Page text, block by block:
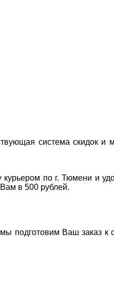
система скидок и
по г. Тюмени и
в 500 рублей.
подготовим Ваш заказ